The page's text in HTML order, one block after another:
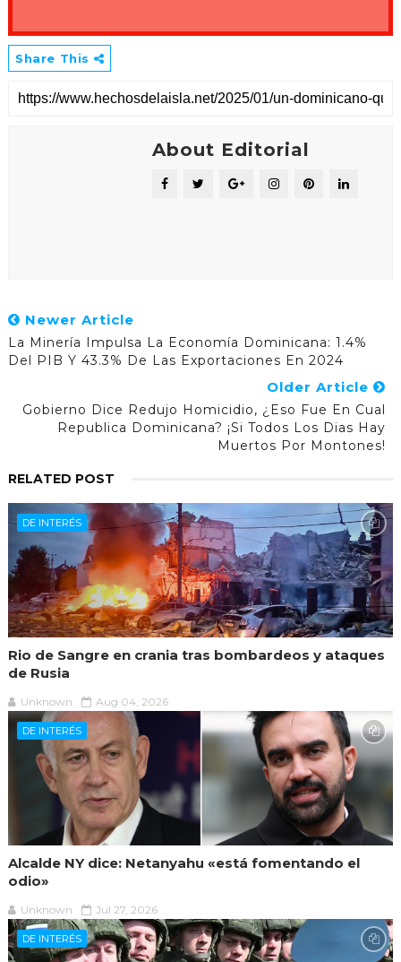
Share This
About Editorial
Newer Article
La Minería Impulsa La Economía Dominicana: 1.4%
Del PIB Y 43.3% De Las Exportaciones En 2024
Older Article
Gobierno Dice Redujo Homicidio, ¿Eso Fue En Cual
Republica Dominicana? ¡Si Todos Los Dias Hay
Muertos Por Montones!
RELATED POST
DE INTERÉS
Rio de Sangre en crania tras bombardeos y ataques
de Rusia
Unknown Aug 04, 2026
DE INTERÉS
Alcalde NY dice: Netanyahu «está fomentando el
odio»
Unknown Jul 27, 2026
DE INTERÉS